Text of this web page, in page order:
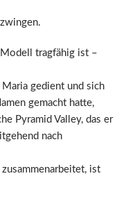
tragfähig ist –
gedient und sich
gemacht hatte,
Pyramid Valley, das er
nach
ist